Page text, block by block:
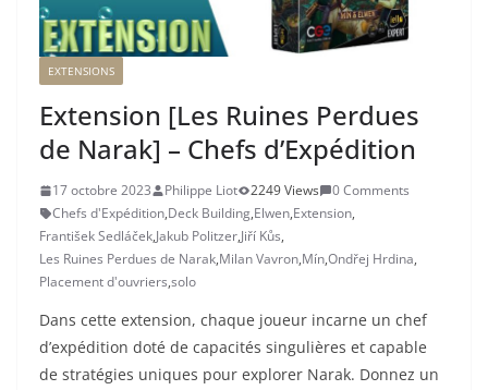
EXTENSIONS
Extension [Les Ruines Perdues
de Narak] – Chefs d’Expédition
17 octobre 2023 Philippe Liot 2249 Views
0 Comments
Chefs d'Expédition,Deck Building,Elwen,Extension,
František Sedláček,Jakub Politzer,Jiří Kůs,
Les Ruines Perdues de Narak,Milan Vavron,Mín,Ondřej Hrdina,
Placement d'ouvriers,solo
Dans cette extension, chaque joueur incarne un chef
d’expédition doté de capacités singulières et capable
de stratégies uniques pour explorer Narak. Donnez un